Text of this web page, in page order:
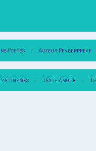
Poetes Auteur Peveepppeaf
Themes Texte Amour